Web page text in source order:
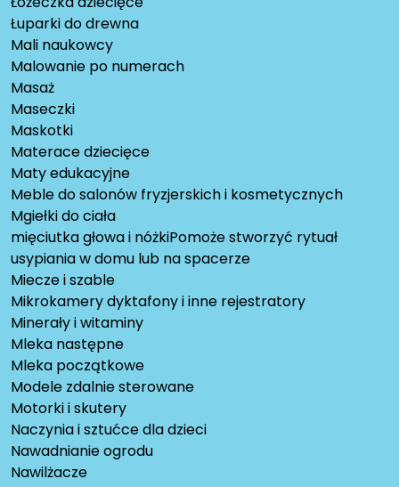
Łuparki do drewna
Mali naukowcy
Malowanie po numerach
Masaż
Maseczki
Maskotki
Materace dziecięce
Maty edukacyjne
Meble do salonów fryzjerskich i kosmetycznych
Mgiełki do ciała
mięciutka głowa i nóżkiPomoże stworzyć rytuał
usypiania w domu lub na spacerze
Miecze i szable
Mikrokamery dyktafony i inne rejestratory
Minerały i witaminy
Mleka następne
Mleka początkowe
Modele zdalnie sterowane
Motorki i skutery
Naczynia i sztućce dla dzieci
Nawadnianie ogrodu
Nawilżacze